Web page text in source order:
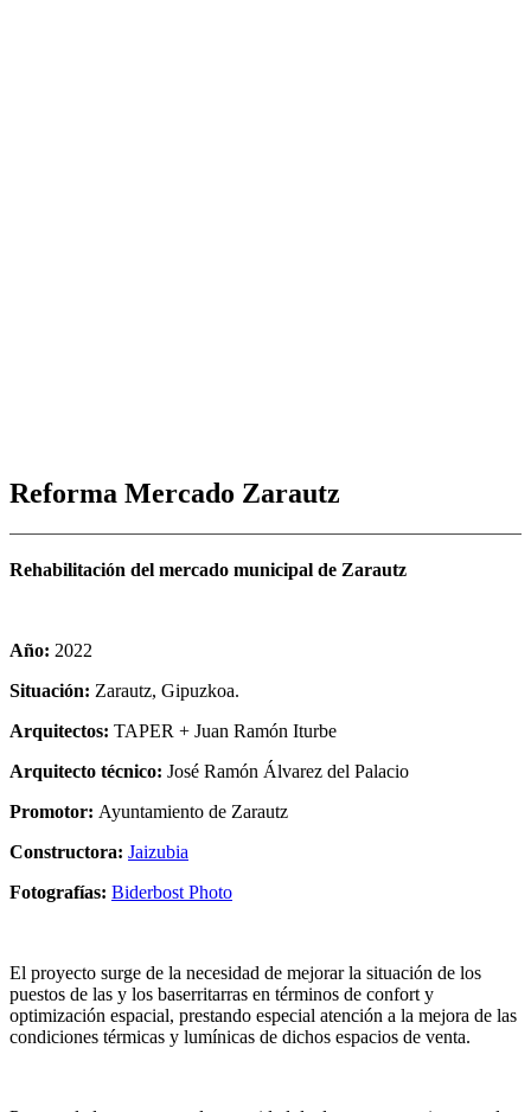
Reforma Mercado Zarautz
Rehabilitación del mercado municipal de Zarautz
Año: 2022
Situación: Zarautz, Gipuzkoa.
Arquitectos: TAPER + Juan Ramón Iturbe
Arquitecto técnico: José Ramón Álvarez del Palacio
Promotor: Ayuntamiento de Zarautz
Constructora: Jaizubia
Fotografías: Biderbost Photo
El proyecto surge de la necesidad de mejorar la situación de los
puestos de las y los baserritarras en términos de confort y
optimización espacial, prestando especial atención a la mejora de las
condiciones térmicas y lumínicas de dichos espacios de venta.